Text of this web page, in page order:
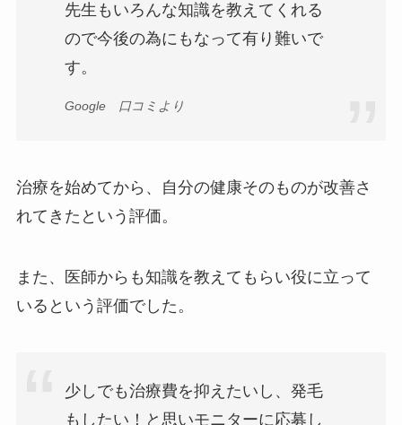
先生もいろんな知識を教えてくれる
ので今後の為にもなって有り難いで
す。
Google 口コミより
治療を始めてから、自分の健康そのものが改善さ
れてきたという評価。
また、医師からも知識を教えてもらい役に立って
いるという評価でした。
少しでも治療費を抑えたいし、発毛
もしたい！と思いモニターに応募し